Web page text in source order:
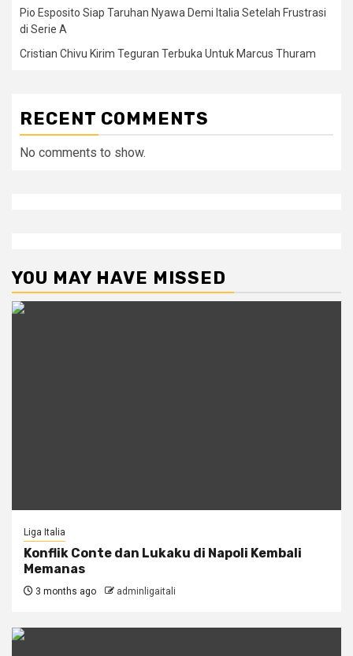
Pio Esposito Siap Taruhan Nyawa Demi Italia Setelah Frustrasi
di Serie A
Cristian Chivu Kirim Teguran Terbuka Untuk Marcus Thuram
RECENT COMMENTS
No comments to show.
YOU MAY HAVE MISSED
Liga Italia
Konflik Conte dan Lukaku di Napoli Kembali
Memanas
3 months ago adminligaitali